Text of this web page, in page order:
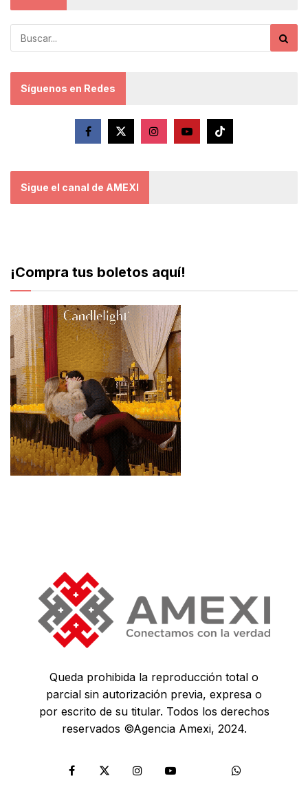
Síguenos en Redes
Sigue el canal de AMEXI
¡Compra tus boletos aquí!
Queda prohibida la reproducción total o
parcial sin autorización previa, expresa o
por escrito de su titular. Todos los derechos
reservados ©Agencia Amexi, 2024.